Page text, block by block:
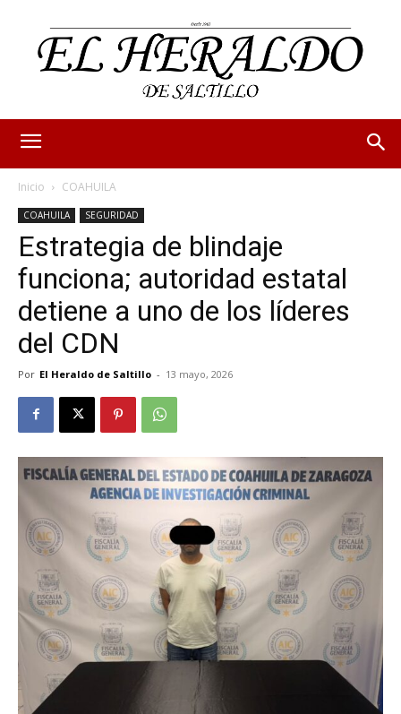
Inicio COAHUILA
COAHUILA SEGURIDAD
Estrategia de blindaje
funciona; autoridad estatal
detiene a uno de los líderes
del CDN
Por El Heraldo de Saltillo - 13 mayo, 2026